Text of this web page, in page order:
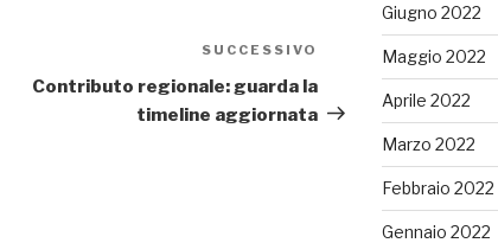
Articolo
successivo
SUCCESSIVO
Contributo regionale: guarda la
timeline aggiornata
Giugno 2022
Maggio 2022
Aprile 2022
Marzo 2022
Febbraio 2022
Gennaio 2022